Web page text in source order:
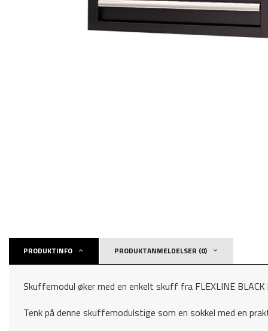
PRODUKTINFO PRODUKTANMELDELSER (0)
Skuffemodul øker med en enkelt skuff fra FLEXLINE BLACK
Tenk på denne skuffemodulstige som en sokkel med en